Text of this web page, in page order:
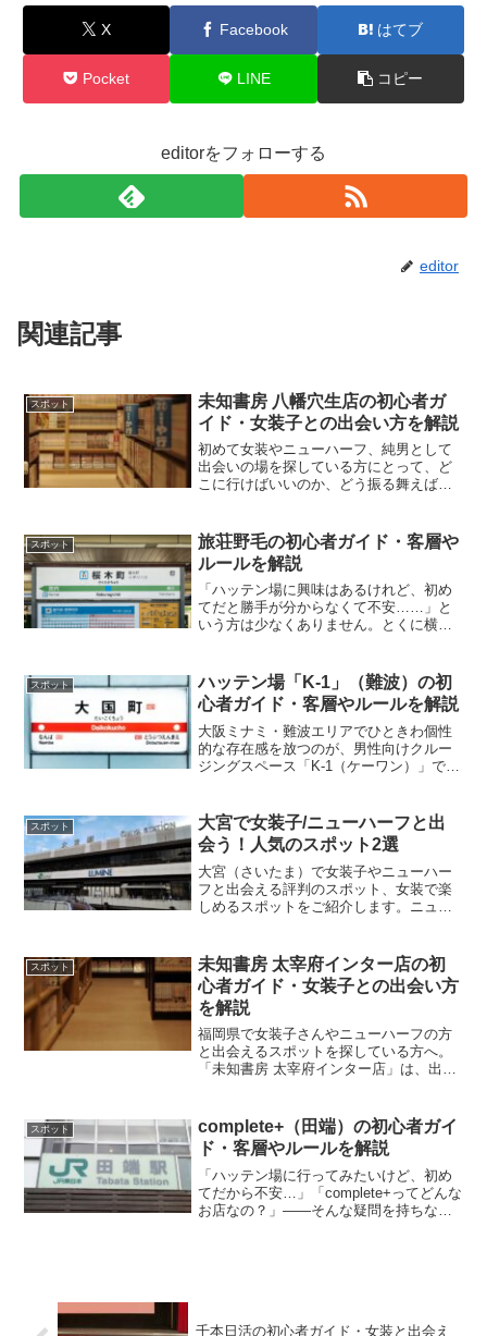
X Facebook はてブ
Pocket LINE コピー
editorをフォローする
editor
関連記事
スポット
未知書房 八幡穴生店の初心者ガ
イド・女装子との出会い方を解説
初めて女装やニューハーフ、純男として
出会いの場を探している方にとって、ど
こに行けばいいのか、どう振る舞えばい
生店」は、気軽に立ち寄れて初心者にも
やさしい出会いのスポッ...
スポット
旅荘野毛の初心者ガイド・客層や
ルールを解説
「ハッテン場に興味はあるけれど、初め
てだと勝手が分からなくて不安……」と
いう方は少なくありません。とくに横
ため、「どんな場所なのか」「どう利用
すればいいのか」が気になると...
スポット
ハッテン場「K-1」（難波）の初
心者ガイド・客層やルールを解説
大阪ミナミ・難波エリアでひときわ個性
的な存在感を放つのが、男性向けクルー
ジングスペース「K-1（ケーワン）」で
テン場として、関西圏では知名度の高い
スポット。とはいえ...
スポット
大宮で女装子/ニューハーフと出
会う！人気のスポット2選
大宮（さいたま）で女装子やニューハー
フと出会える評判のスポット、女装で楽
しめるスポットをご紹介します。ニュー
ブ・トレビアン 大宮店大宮駅東口から徒
歩すぐの場所にある外国人...
スポット
未知書房 太宰府インター店の初
心者ガイド・女装子との出会い方
を解説
福岡県で女装子さんやニューハーフの方
と出会えるスポットを探している方へ。
「未知書房 太宰府インター店」は、出会
は、女装・純男・ニューハーフの出会い
に特化した初心者向けガ...
スポット
complete+（田端）の初心者ガイ
ド・客層やルールを解説
「ハッテン場に行ってみたいけど、初め
てだから不安…」「complete+ってどんな
お店なの？」――そんな疑問を持ちなが
千本日活の初心者ガイド・女装と出会え